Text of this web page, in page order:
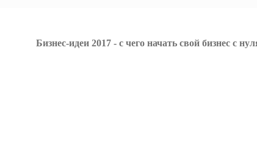
Бизнес-идеи 2017 - с чего начать свой бизнес с